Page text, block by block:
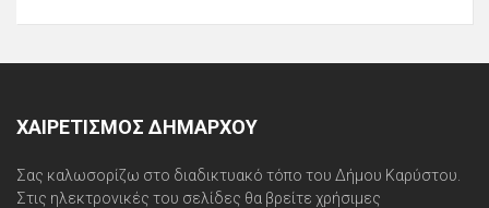
ΧΑΙΡΕΤΙΣΜΌΣ ΔΗΜΆΡΧΟΥ
Σας καλωσορίζω στο διαδικτυακό τόπο του Δήμου Καρύστου.
Στις ηλεκτρονικές του σελίδες θα βρείτε χρήσιμες